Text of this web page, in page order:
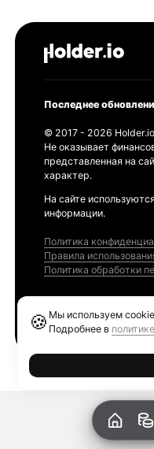
Последнее
© 2017 - 2026
Не оказывает
представленная на
характер.
На сайте
информации.
Политика
Правила
Политика обработки
🍪 Мы используем
Подробнее в
Ethereum GAS Tracker